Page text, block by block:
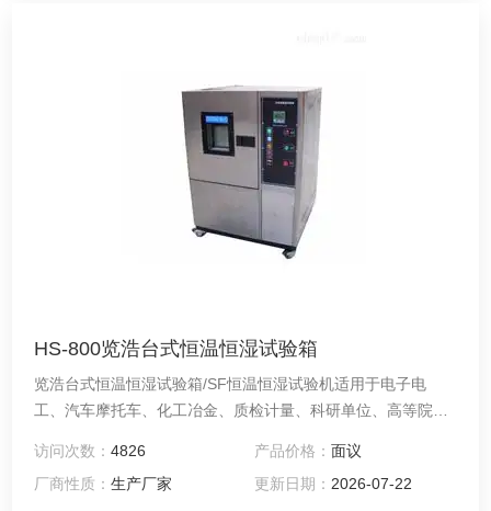
HS-800览浩台式恒温恒湿试验箱
览浩台式恒温恒湿试验箱/SF恒温恒湿试验机适用于电子电
工、汽车摩托车、化工冶金、质检计量、科研单位、高等院
在高温、恒温及湿热环境下贮存和使用时的适应性试验，检测
其各性能指标，是产品模拟环境试验*设备。
访问次数：4826 产品价格： 面议
厂商性质：生产厂家 更新日期： 2026-07-22